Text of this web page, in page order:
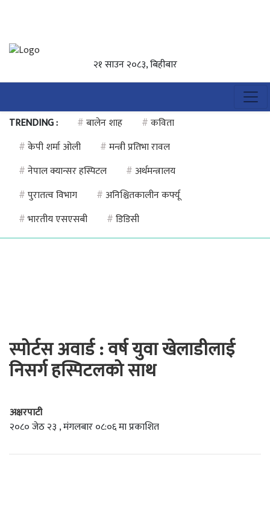
२१ साउन २०८३, बिहीबार
TRENDING : #बालेन शाह #कविता
#केपी शर्मा ओली #मन्त्री प्रतिभा रावल
#नेपाल क्यान्सर हस्पिटल #अर्थमन्त्रालय
#पुरातत्व विभाग #अनिश्चितकालीन कर्फ्यू
#भारतीय एसएसबी #डिडिसी
स्पोर्टस अवार्ड : वर्ष युवा खेलाडीलाई
निसर्ग हस्पिटलको साथ
अक्षरपाटी
२०८० जेठ २३ , मंगलबार ०८:०६ मा प्रकाशित